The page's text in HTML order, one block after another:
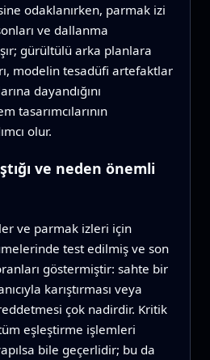
odaklanırken, parmak izi
ve dallanma
gürültülü arka planlara
modelin tesadüfi artefaktlar
dayandığını
tasarımcılarının
olur.
ve neden önemli
ve parmak izleri için
test edilmiş ve son
göstermiştir: sahte bir
karıştırması veya
çok nadirdir. Kritik
eşleştirme işlemleri
bile geçerlidir; bu da